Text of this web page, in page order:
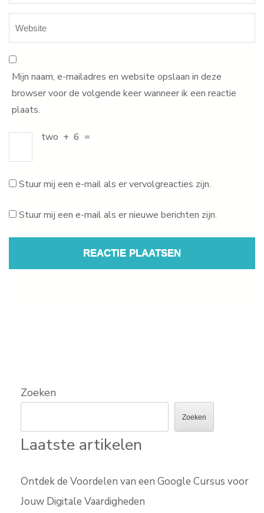
Mijn naam, e-mailadres en website opslaan in deze
browser voor de volgende keer wanneer ik een reactie
plaats.
two + 6 =
Stuur mij een e-mail als er vervolgreacties zijn.
Stuur mij een e-mail als er nieuwe berichten zijn.
Zoeken
Zoeken
Laatste artikelen
Ontdek de Voordelen van een Google Cursus voor
Jouw Digitale Vaardigheden